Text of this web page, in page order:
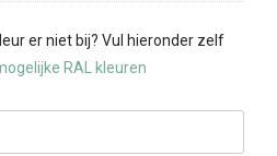
er niet bij? Vul hieronder zelf
RAL kleuren